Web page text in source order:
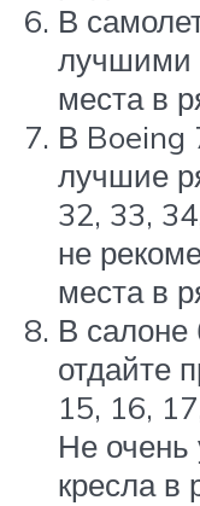
В
лучшими
места в
В Boeing
лучшие
32, 33,
не
места в
В салоне
отдайте
15, 16,
Не
кресла в